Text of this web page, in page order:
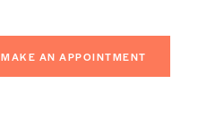
MAKE AN APPOINTMENT